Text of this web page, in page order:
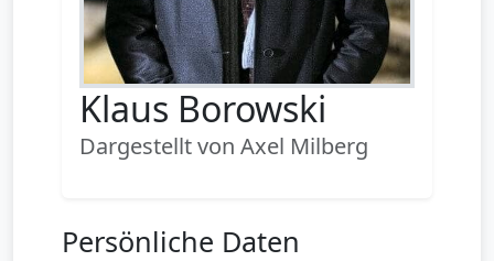
Klaus Borowski
Dargestellt von Axel Milberg
Persönliche Daten